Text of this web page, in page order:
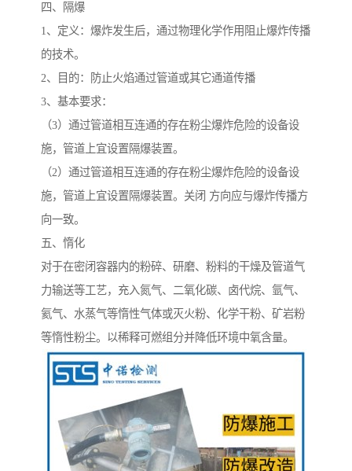
四、隔爆
1、定义：爆炸发生后，通过物理化学作用阻止爆炸传播
的技术。
2、目的：防止火焰通过管道或其它通道传播
3、基本要求：
（3）通过管道相互连通的存在粉尘爆炸危险的设备设
施，管道上宜设置隔爆装置。
（2）通过管道相互连通的存在粉尘爆炸危险的设备设
施，管道上宜设置隔爆装置。关闭 方向应与爆炸传播方
向一致。
五、惰化
对于在密闭容器内的粉碎、研磨、粉料的干燥及管道气
力输送等工艺，充入氮气、二氧化碳、卤代烷、氩气、
氦气、水蒸气等惰性气体或灭火粉、化学干粉、矿岩粉
等惰性粉尘。以稀释可燃组分并降低环境中氧含量。